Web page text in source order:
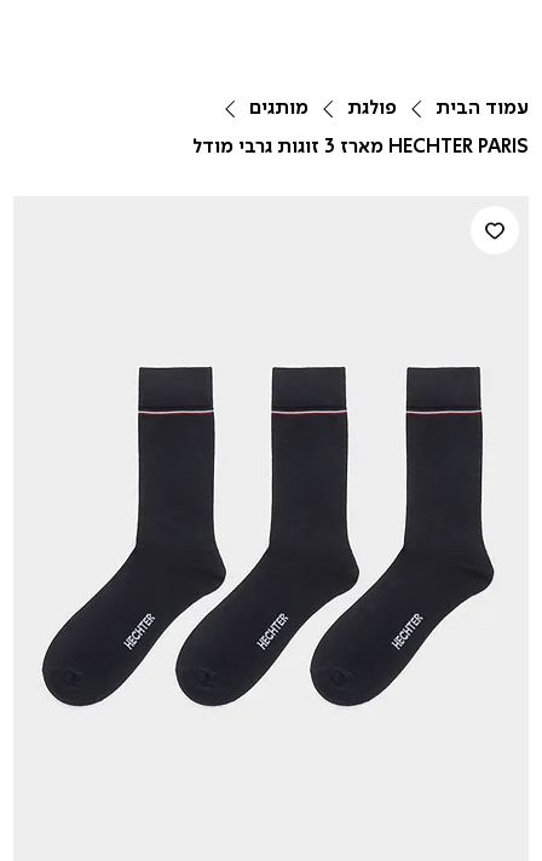
עמוד הבית פולגת
מותגים
HECHTER PARIS מארז 3 זוגות גרבי מודל